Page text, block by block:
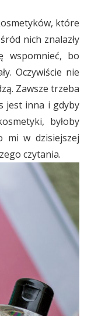
które
nich znalazły
wspomnieć, bo
Oczywiście nie
Zawsze trzeba
jest inna i gdyby
byłoby
mi w dzisiejszej
czytania.